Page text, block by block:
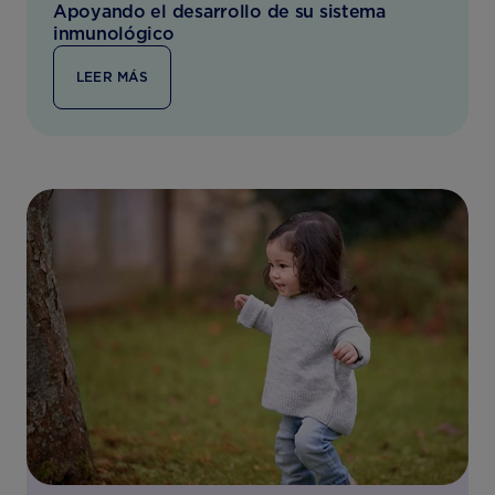
Apoyando el desarrollo de su sistema
inmunológico
LEER MÁS